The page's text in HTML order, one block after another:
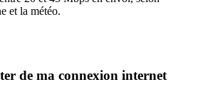
et la météo.
de ma connexion internet